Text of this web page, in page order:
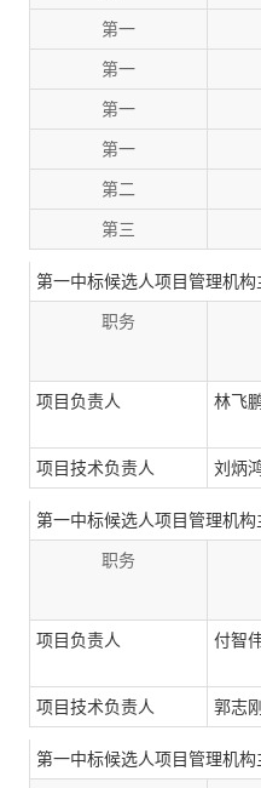
第一
第一
第一
第一
第二
第三
第一中标候选人项目管理机构
职务
项目负责人 林飞
项目技术负责人 刘炳
第一中标候选人项目管理机
职务
项目负责人 付智
项目技术负责人 郭志刚
第一中标候选人项目管理机